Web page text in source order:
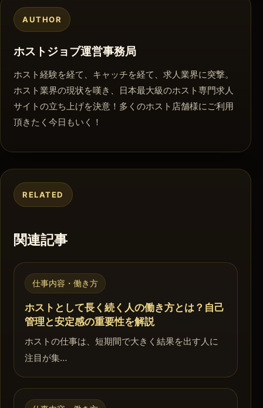
AUTHOR
ホストジョブ運営事務局
ホスト経験を経て、キャッチを経て、求人業界に突撃。
ホスト業界の現状を嘆き、日本最大級のホスト専門求人
サイトの立ち上げを決意！多くのホスト店舗様にご利用
頂きたく今日もいく！
RELATED
関連記事
仕事内容・働き方
ホストとして長く続く人の働き方とは？自己
管理と安定感の重要性を解説
ホストの仕事は、短期間で大きく結果を出す人に
注目が集…